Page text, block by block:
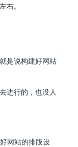
右。
是说构建好网站
进行的，也没人
网站的排版设